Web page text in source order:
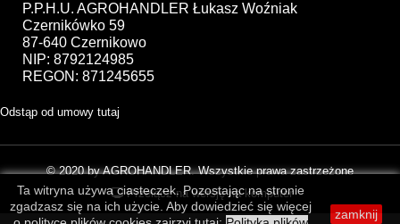
Ta witryna używa ciasteczek. Pozostając na stronie
zgadzasz się na ich użycie. Aby dowiedzieć się więcej
zamknij
P.P.H.U. AGROHANDLER Łukasz Woźniak
Czernikówko 59
87-640 Czernikowo
NIP: 8792124985
REGON: 871245655
Odstąp od umowy tutaj
© 2020 by AGROHANDLER. Wszystkie prawa zastrzeżone
Przełącz na wersję na komputer